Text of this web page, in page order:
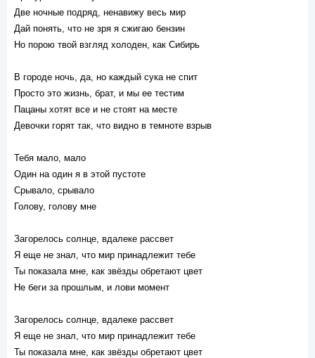
Две ночные подряд, ненавижу весь мир
Дай понять, что не зря я сжигаю бензин
Но порою твой взгляд холоден, как Сибирь
В городе ночь, да, но каждый сука не спит
Просто это жизнь, брат, и мы ее тестим
Пацаны хотят все и не стоят на месте
Девочки горят так, что видно в темноте взрыв
Тебя мало, мало
Один на один я в этой пустоте
Срывало, срывало
Голову, голову мне
Загорелось солнце, вдалеке рассвет
Я еще не знал, что мир принадлежит тебе
Ты показала мне, как звёзды обретают цвет
Не беги за прошлым, и лови момент
Загорелось солнце, вдалеке рассвет
Я еще не знал, что мир принадлежит тебе
Ты показала мне, как звёзды обретают цвет